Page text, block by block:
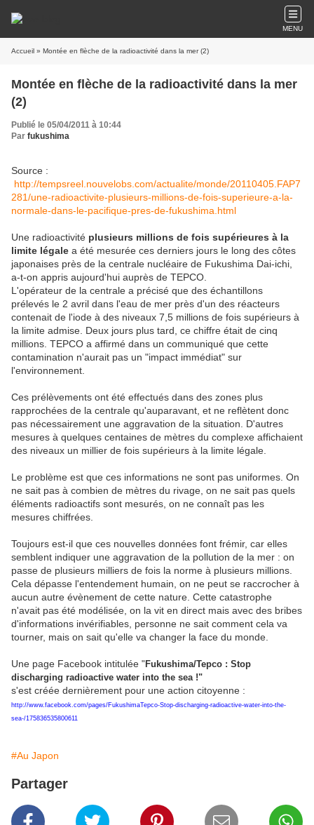
MENU
Accueil » Montée en flèche de la radioactivité dans la mer (2)
Montée en flèche de la radioactivité dans la mer
(2)
Publié le 05/04/2011 à 10:44
Par fukushima
Source :
http://tempsreel.nouvelobs.com/actualite/monde/20110405.FAP7
281/une-radioactivite-plusieurs-millions-de-fois-superieure-a-la-
normale-dans-le-pacifique-pres-de-fukushima.html
Une radioactivité plusieurs millions de fois supérieures à la
limite légale a été mesurée ces derniers jours le long des côtes
japonaises près de la centrale nucléaire de Fukushima Dai-ichi,
a-t-on appris aujourd'hui auprès de TEPCO.
L'opérateur de la centrale a précisé que des échantillons
prélevés le 2 avril dans l'eau de mer près d'un des réacteurs
contenait de l'iode à des niveaux 7,5 millions de fois supérieurs à
la limite admise. Deux jours plus tard, ce chiffre était de cinq
millions. TEPCO a affirmé dans un communiqué que cette
contamination n'aurait pas un "impact immédiat" sur
l'environnement.
Ces prélèvements ont été effectués dans des zones plus
rapprochées de la centrale qu'auparavant, et ne reflètent donc
pas nécessairement une aggravation de la situation. D'autres
mesures à quelques centaines de mètres du complexe affichaient
des niveaux un millier de fois supérieurs à la limite légale.
Le problème est que ces informations ne sont pas uniformes. On
ne sait pas à combien de mètres du rivage, on ne sait pas quels
éléments radioactifs sont mesurés, on ne connaît pas les
mesures chiffrées.
Toujours est-il que ces nouvelles données font frémir, car elles
semblent indiquer une aggravation de la pollution de la mer : on
passe de plusieurs milliers de fois la norme à plusieurs millions.
Cela dépasse l'entendement humain, on ne peut se raccrocher à
aucun autre évènement de cette nature. Cette catastrophe
n'avait pas été modélisée, on la vit en direct mais avec des bribes
d'informations invérifiables, personne ne sait comment cela va
tourner, mais on sait qu'elle va changer la face du monde.
Une page Facebook intitulée " Fukushima/Tepco : Stop
discharging radioactive water into the sea !"
s'est créée dernièrement pour une action citoyenne :
http://www.facebook.com/pages/FukushimaTepco-Stop-discharging-radioactive-water-into-the-
sea-/175836535800611
#Au Japon
Partager